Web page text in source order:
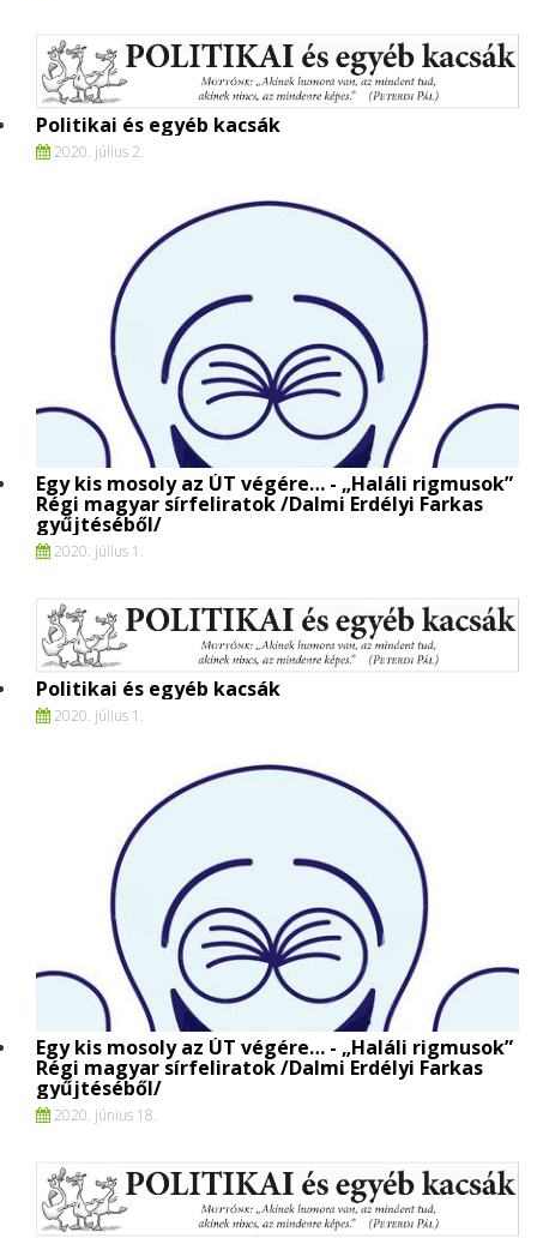
Politikai és egyéb kacsák
2020. július 2.
Egy kis mosoly az ÚT végére… - „Haláli rigmusok”
Régi magyar sírfeliratok /Dalmi Erdélyi Farkas
gyűjtéséből/
2020. július 1.
Politikai és egyéb kacsák
2020. július 1.
Egy kis mosoly az ÚT végére… - „Haláli rigmusok”
Régi magyar sírfeliratok /Dalmi Erdélyi Farkas
gyűjtéséből/
2020. június 18.